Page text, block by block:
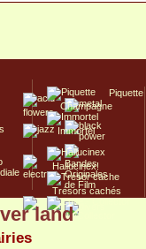
Piquette
Champagne
Immortel
Hallucinex!
Trésors cachés
Culte/Collector
land